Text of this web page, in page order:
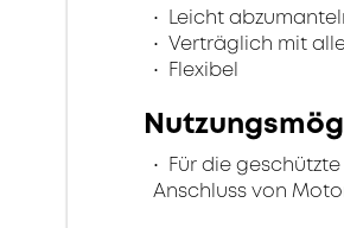
Leicht
Verträglich mit
Flexibel
Für die
Anschluss von